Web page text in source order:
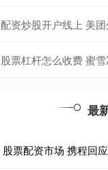
配资炒股开户线上 美团外卖抵制低价内
股票杠杆怎么收费 蜜雪冰城香港一门
最